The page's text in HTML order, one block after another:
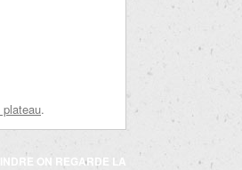
.
ON REGARDE LA